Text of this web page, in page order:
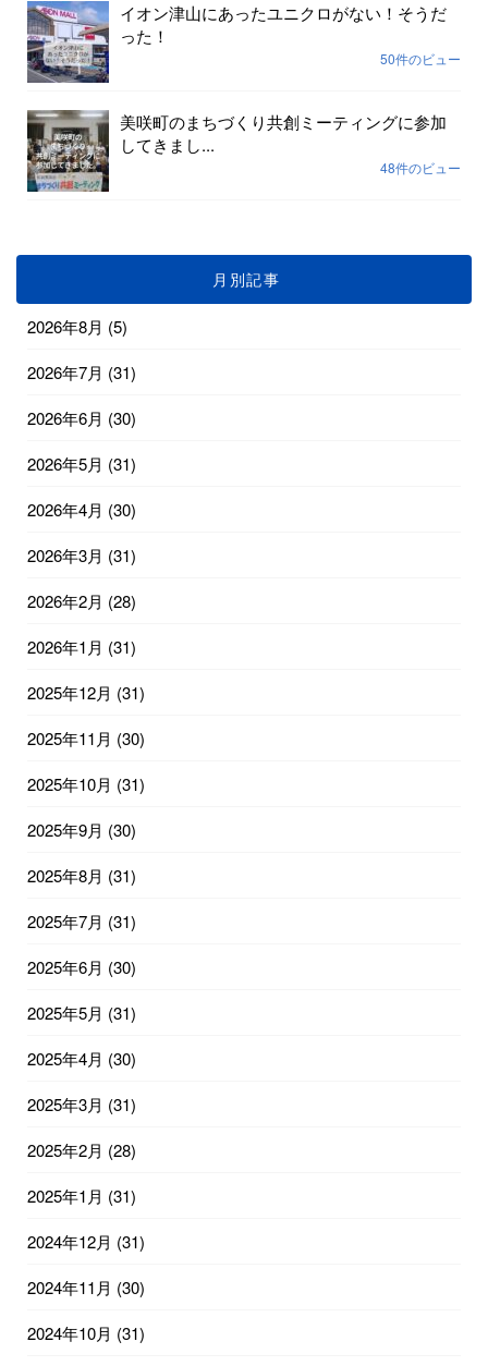
イオン津山にあったユニクロがない！そうだ
った！
50件のビュー
美咲町のまちづくり共創ミーティングに参加
してきまし...
48件のビュー
月別記事
2026年8月 (5)
2026年7月 (31)
2026年6月 (30)
2026年5月 (31)
2026年4月 (30)
2026年3月 (31)
2026年2月 (28)
2026年1月 (31)
2025年12月 (31)
2025年11月 (30)
2025年10月 (31)
2025年9月 (30)
2025年8月 (31)
2025年7月 (31)
2025年6月 (30)
2025年5月 (31)
2025年4月 (30)
2025年3月 (31)
2025年2月 (28)
2025年1月 (31)
2024年12月 (31)
2024年11月 (30)
2024年10月 (31)